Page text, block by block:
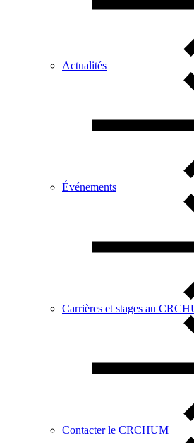
Actualités
Événements
Carrières et stages au
Contacter le CRCHUM